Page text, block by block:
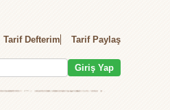
Tarif Defterim Tarif Paylaş
Giriş Yap